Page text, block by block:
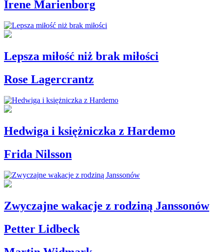
Irene Marienborg
Lepsza miłość niż brak miłości
Rose Lagercrantz
Hedwiga i księżniczka z Hardemo
Frida Nilsson
Zwyczajne wakacje z rodziną Janssonów
Petter Lidbeck